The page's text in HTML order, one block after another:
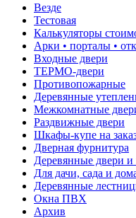
Везде
Тестовая
Калькуляторы
Арки • порталы •
Входные двери
ТЕРМО-двери
Противопожарные
Деревянные
Межкомнатные
Раздвижные двери
Шкафы-купе на
Дверная фурнитура
Деревянные двери и
Для дачи, сада и
Деревянные
Окна ПВХ
Архив